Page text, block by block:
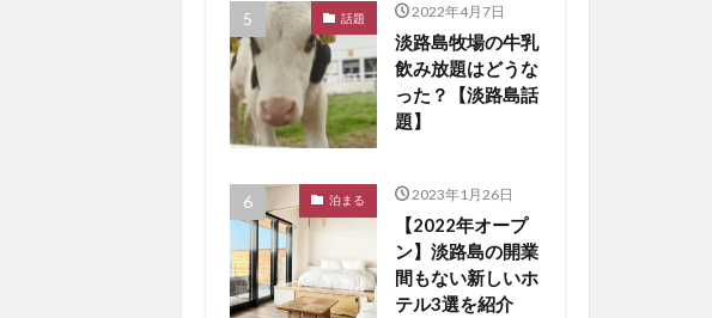
話題 2022年4月7日
淡路島牧場の牛乳
飲み放題はどうな
った？【淡路島話
題】
泊まる 2023年1月26日
【2022年オープ
ン】淡路島の開業
間もない新しいホ
テル3選を紹介